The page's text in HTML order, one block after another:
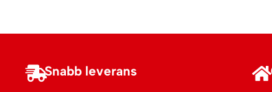
Snabb leverans